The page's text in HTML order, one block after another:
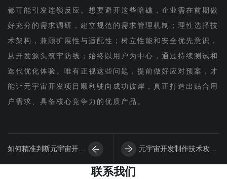
都可能引发连锁反应。想要避开这些暗礁，企业需在前期做
好充分的需求调研，建立规范的需求管理机制；理性选择技
术架构，兼顾扩展性与适配性；树立性能和安全优先意识，
从开发源头筑牢防线；始终以用户为中心，通过持续测试和
迭代优化体验。唯有正视这些问题，提前做好应对预案，才
能让元宇宙开发项目顺利驶向成功彼岸，真正打造出贴合用
户需求、具备核心竞争力的优质产品。
如何精准判断元宇宙开发 元宇宙开发制作技术攻
联系我们